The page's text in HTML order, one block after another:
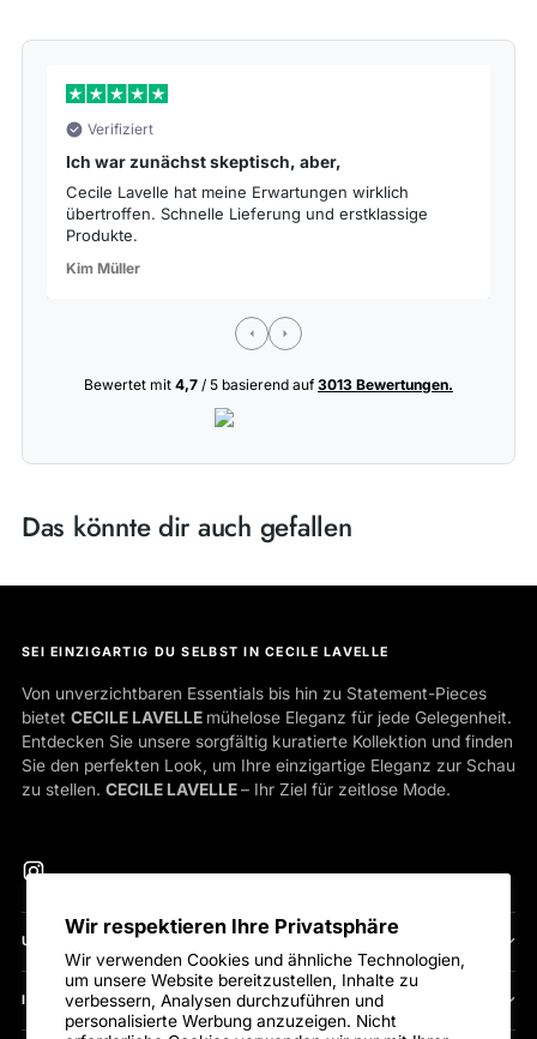
Wir respektieren Ihre Privatsphäre
Wir verwenden Cookies und ähnliche Technologien,
um unsere Website bereitzustellen, Inhalte zu
verbessern, Analysen durchzuführen und
personalisierte Werbung anzuzeigen. Nicht
Verifiziert
Ich war zunächst skeptisch, aber,
Cecile Lavelle hat meine Erwartungen wirklich
übertroffen. Schnelle Lieferung und erstklassige
Produkte.
Kim Müller
Bewertet mit 4,7 / 5 basierend auf3013 Bewertungen.
Das könnte dir auch gefallen
SEI EINZIGARTIG DU SELBST IN CECILE LAVELLE
Von unverzichtbaren Essentials bis hin zu Statement-Pieces
bietet CECILE LAVELLE mühelose Eleganz für jede Gelegenheit.
Entdecken Sie unsere sorgfältig kuratierte Kollektion und finden
Sie den perfekten Look, um Ihre einzigartige Eleganz zur Schau
zu stellen. CECILE LAVELLE– Ihr Ziel für zeitlose Mode.
UNSERE RICHTLINIEN
INFORMATION